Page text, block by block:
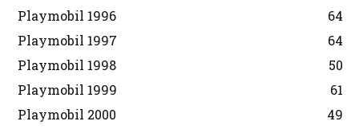
Playmobil 1996
64
Playmobil 1997
64
Playmobil 1998
50
Playmobil 1999
61
Playmobil 2000
49